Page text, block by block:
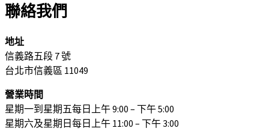
聯絡我們
地址
信義路五段 7 號
台北市信義區 11049
營業時間
星期一到星期五每日上午 9:00 – 下午 5:00
星期六及星期日每日上午 11:00 – 下午 3:00